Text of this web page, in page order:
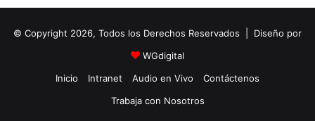
i
n
a
u
i
e
© Copyright 2026, Todos los Derechos Reservados | Diseño por
WGdigital
Inicio
Intranet Audio en Vivo
Contáctenos
Trabaja con Nosotros